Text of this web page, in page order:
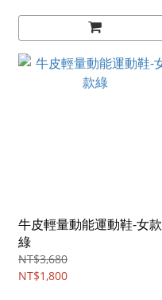
牛皮輕量動能運動鞋-女款
綠
NT$3,680
NT$1,800